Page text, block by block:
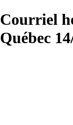
Courriel
Québec